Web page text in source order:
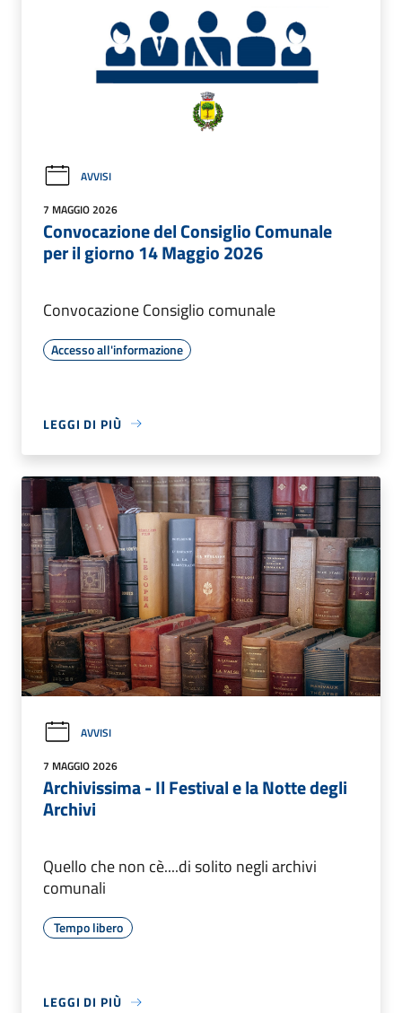
AVVISI
7 MAGGIO 2026
Convocazione del Consiglio Comunale
per il giorno 14 Maggio 2026
Convocazione Consiglio comunale
Accesso all'informazione
LEGGI DI PIÙ
AVVISI
7 MAGGIO 2026
Archivissima - Il Festival e la Notte degli
Archivi
Quello che non cè....di solito negli archivi
comunali
Tempo libero
LEGGI DI PIÙ